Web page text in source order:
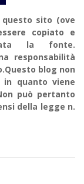
questo sito (ove
copiato e
la fonte.
responsabilità
blog non
quanto viene
può pertanto
della legge n.